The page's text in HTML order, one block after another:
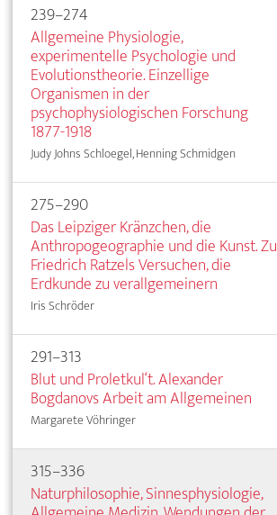
239–274
Allgemeine Physiologie,
experimentelle Psychologie und
Evolutionstheorie. Einzellige
Organismen in der
psychophysiologischen Forschung
1877-1918
Judy Johns Schloegel, Henning Schmidgen
275–290
Das Leipziger Kränzchen, die
Anthropogeographie und die Kunst. Zu
Friedrich Ratzels Versuchen, die
Erdkunde zu verallgemeinern
Iris Schröder
291–313
Blut und Proletkul‘t. Alexander
Bogdanovs Arbeit am Allgemeinen
Margarete Vöhringer
315–336
Naturphilosophie, Sinnesphysiologie,